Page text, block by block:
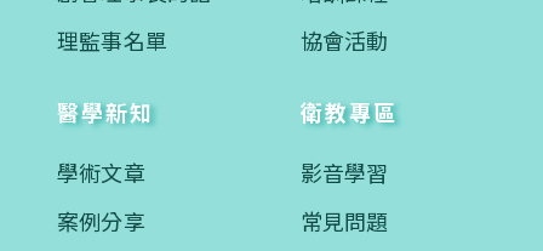
理監事名單
協會活動
醫學新知
學術文章
案例分享
衛教專區
影音學習
常見問題